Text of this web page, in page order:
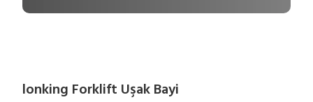
lonking Forklift Uşak Bayi